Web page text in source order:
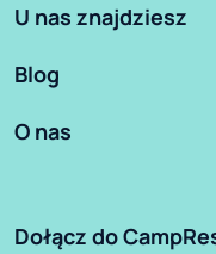
U nas znajdziesz
Blog
O nas
Dołącz do